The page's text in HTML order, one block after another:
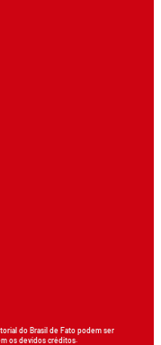
do Brasil de Fato podem ser
os devidos créditos.